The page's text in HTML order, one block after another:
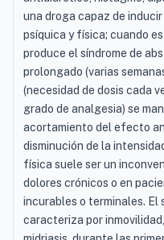
una droga capaz de
psíquica y física; cuando
produce el síndrome de
prolongado (varias
(necesidad de dosis cada
grado de analgesia) se
acortamiento del efecto
disminución de la
física suele ser un
dolores crónicos o en
incurables o terminales. El
caracteriza por